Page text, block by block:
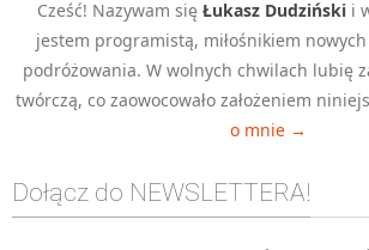
HTML 5
CSS 3
Django
Cześć! Nazywam się Łukasz Dudzińskii
jestem programistą, miłośnikiem
podróżowania. W wolnych chwilach lubię
twórczą, co zaowocowało założeniem
o mnie →
Dołącz do NEWSLETTERA!